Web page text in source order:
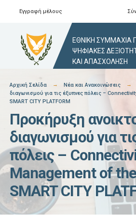
Skip
content
Εγγραφή μέλους
ΕΘΝΙΚΗ ΣΥΜΜΑΧΙΑ
ΨΗΦΙΑΚΕΣ
ΚΑΙ ΑΠΑΣΧΟΛΗΣΗ
Αρχική Σελίδα Νέα και Ανακοινώσεις
διαγωνισμού για τις έξυπνες πόλεις –
SMART CITY PLATFORM
Προκήρυξη
διαγωνισμού για
πόλεις –
Management of
SMART CITY
Αναζήτηση